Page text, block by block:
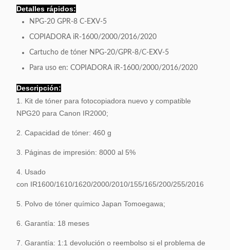
Detalles rápidos:
NPG-20 GPR-8 C-EXV-5
COPIADORA iR-1600/2000/2016/2020
Cartucho de tóner NPG-20/GPR-8/C-EXV-5
Para uso en: COPIADORA iR-1600/2000/2016/2020
Descripción:
1. Kit de tóner para fotocopiadora nuevo y compatible
NPG20 para Canon IR2000;
2. Capacidad de tóner: 460 g
3. Páginas de impresión: 8000 al 5%
4. Usado
con IR1600/1610/1620/2000/2010/155/165/200/255/2016
5. Polvo de tóner químico Japan Tomoegawa;
6. Garantía: 18 meses
7. Garantía: 1:1 devolución o reembolso si el problema de